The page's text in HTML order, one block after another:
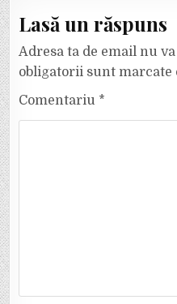
Lasă un răspuns
Adresa ta de email nu
obligatorii sunt marcate
Comentariu *